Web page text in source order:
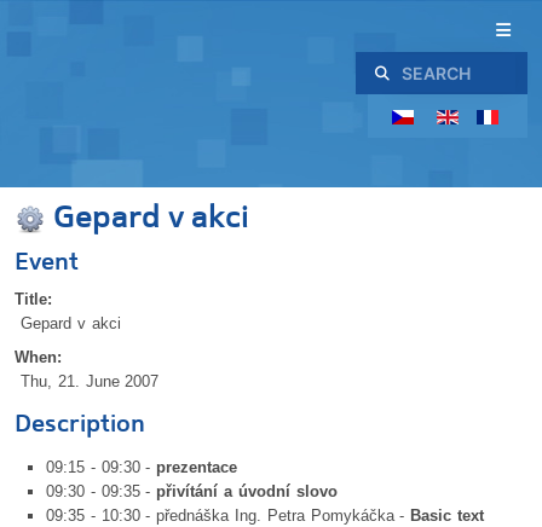
Search
Gepard v akci
Event
Title:
Gepard v akci
When:
Thu, 21. June 2007
Description
09:15 - 09:30 - prezentace
09:30 - 09:35 - přivítání a úvodní slovo
09:35 - 10:30 - přednáška Ing. Petra Pomykáčka - Basic text